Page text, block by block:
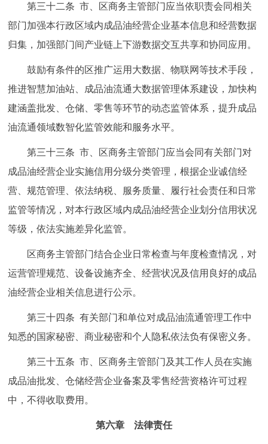
第三十二条 市、区商务主管部门应当依职责会同相关
部门加强本行政区域内成品油经营企业基本信息和经营数据
归集，加强部门间产业链上下游数据交互共享和协同应用。
鼓励有条件的区推广运用大数据、物联网等技术手段，
推进智慧加油站、成品油流通大数据管理体系建设，加快构
建涵盖批发、仓储、零售等环节的动态监管体系，提升成品
油流通领域数智化监管效能和服务水平。
第三十三条 市、区商务主管部门应当会同有关部门对
成品油经营企业实施信用分级分类管理，根据企业诚信经
营、规范管理、依法纳税、服务质量、履行社会责任和日常
监管等情况，对本行政区域内成品油经营企业划分信用状况
等级，依法实施差异化监管。
区商务主管部门结合企业日常检查与年度检查情况，对
运营管理规范、设备设施齐全、经营状况及信用良好的成品
油经营企业相关信息进行公示。
第三十四条 有关部门和单位对成品油流通管理工作中
知悉的国家秘密、商业秘密和个人隐私依法负有保密义务。
第三十五条 市、区商务主管部门及其工作人员在实施
成品油批发、仓储经营企业备案及零售经营资格许可过程
中，不得收取费用。
第六章 法律责任